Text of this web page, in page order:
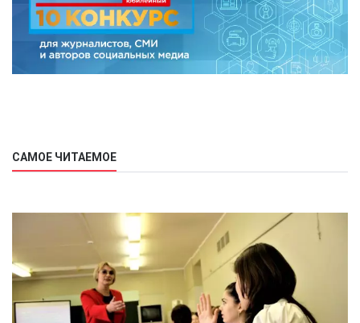
САМОЕ ЧИТАЕМОЕ